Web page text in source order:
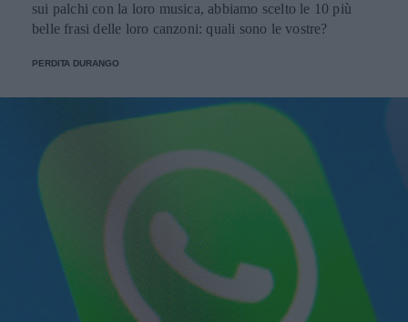
sui palchi con la loro musica, abbiamo scelto le 10 più
belle frasi delle loro canzoni: quali sono le vostre?
PERDITA DURANGO